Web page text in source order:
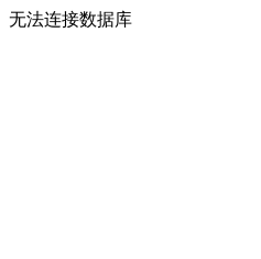
无法连接数据库